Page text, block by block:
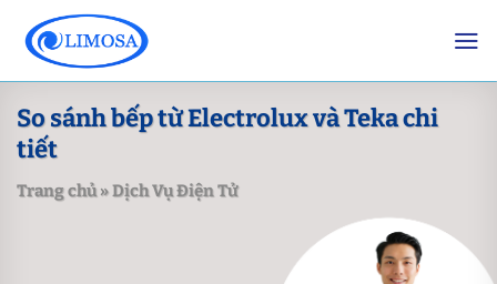
content
So sánh bếp từ Electrolux và Teka chi
tiết
Trang chủ»Dịch Vụ Điện Tử